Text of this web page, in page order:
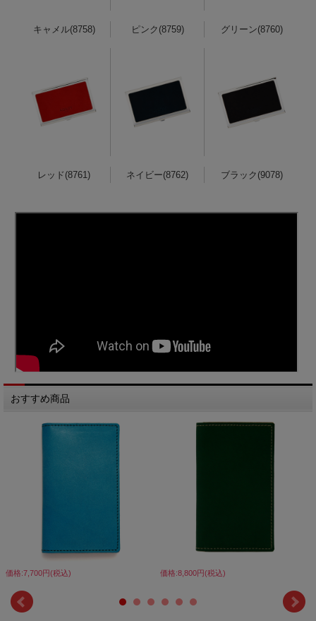
キャメル(8758) ピンク(8759) グリーン(8760)
レッド(8761) ネイビー(8762) ブラック(9078)
おすすめ商品
価格:7,700円(税込) 価格:8,800円(税込)